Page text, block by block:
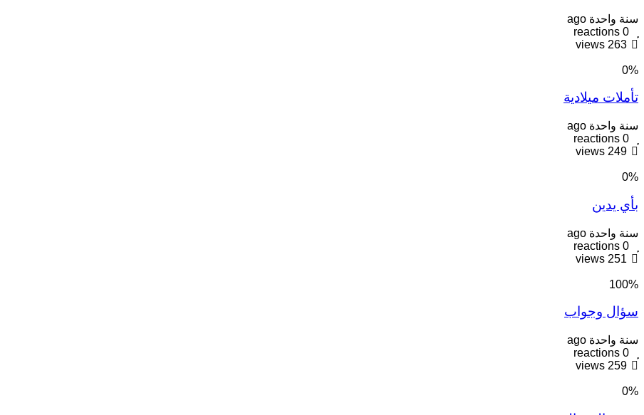
سنة واحدة ago
0
reactions
263
views
0%
تأملات ميلادية
سنة واحدة ago
0
reactions
249
views
0%
بأي يدين
سنة واحدة ago
0
reactions
251
views
100%
سؤال وجواب
سنة واحدة ago
0
reactions
259
views
0%